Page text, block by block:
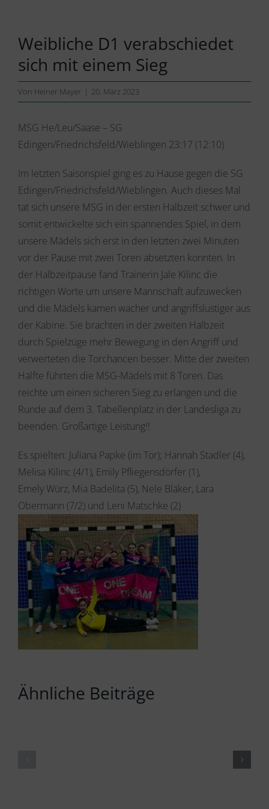
Weibliche D1 verabschiedet
sich mit einem Sieg
Von Heiner Mayer | 20. März 2023
MSG He/Leu/Saase – SG
Edingen/Friedrichsfeld/Wieblingen 23:17 (12:10)
Im letzten Saisonspiel ging es zu Hause gegen die SG
Edingen/Friedrichsfeld/Wieblingen. Auch dieses Mal
tat sich unsere MSG in der ersten Halbzeit schwer und
somit entwickelte sich ein spannendes Spiel, in dem
unsere Mädels sich erst in den letzten zwei Minuten
vor der Pause mit zwei Toren absetzten konnten. In
der Halbzeitpause fand Trainerin Jale Kilinc die
richtigen Worte um unsere Mannschaft aufzuwecken
und die Mädels kamen wacher und angriffslustiger aus
der Kabine. Sie brachten in der zweiten Halbzeit
durch Spielzüge mehr Bewegung in den Angriff und
verwerteten die Torchancen besser. Mitte der zweiten
Hälfte führten die MSG-Mädels mit 8 Toren. Das
reichte um einen sicheren Sieg zu erlangen und die
Runde auf dem 3. Tabellenplatz in der Landesliga zu
beenden. Großartige Leistung!!
Es spielten: Juliana Papke (im Tor); Hannah Stadler (4),
Melisa Kilinc (4/1), Emily Pfliegensdörfer (1),
Emely Würz, Mia Badelita (5), Nele Bläker, Lara
Obermann (7/2) und Leni Matschke (2)
Ähnliche Beiträge